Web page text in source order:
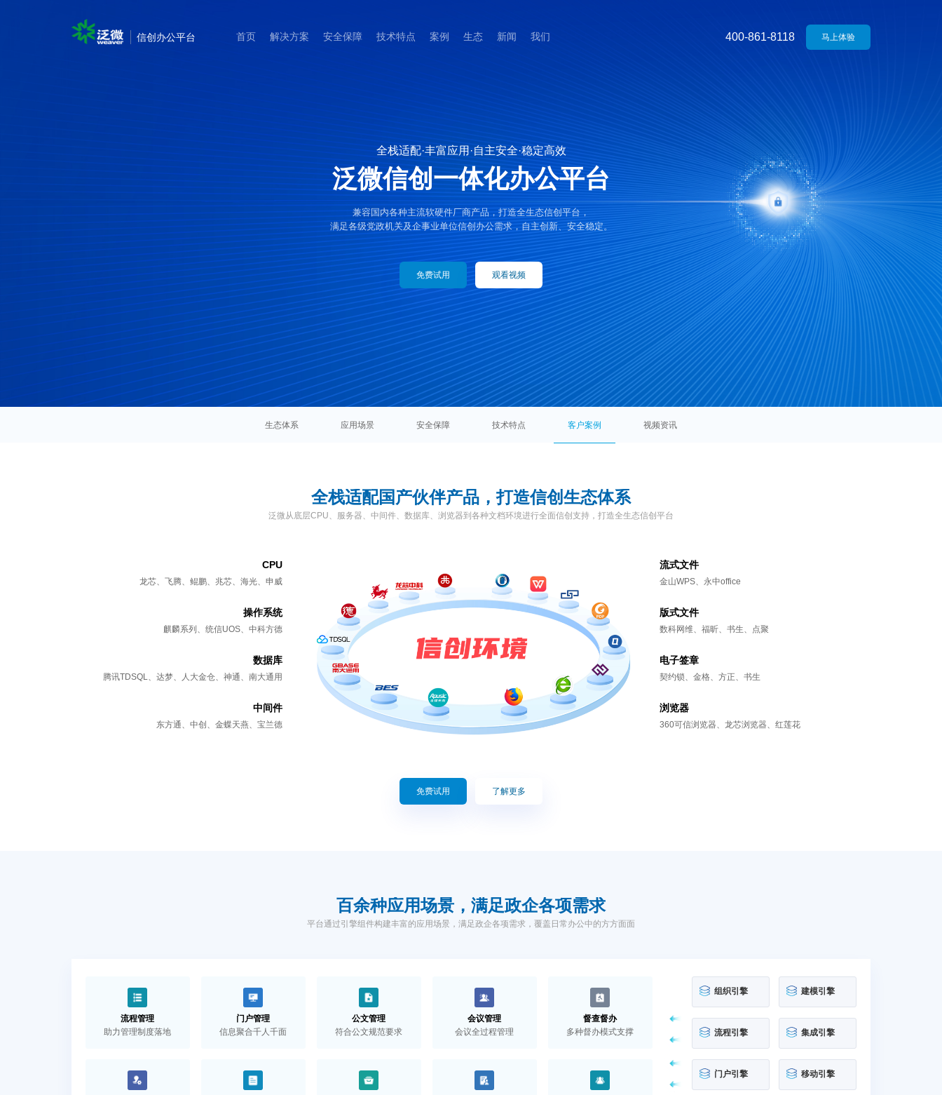
信创办公平台 首页 解决方案 安全保障 技术特点 案例 生态 新闻 我们 400-861-8118 马上体验
全栈适配·丰富应用·自主安全·稳定高效
泛微信创一体化办公平台
兼容国内各种主流软硬件厂商产品，打造全生态信创平台，
满足各级党政机关及企事业单位信创办公需求，自主创新、安全稳定。
免费试用 观看视频
生态体系 应用场景 安全保障 技术特点 客户案例 视频资讯
全栈适配国产伙伴产品 ，打造信创生态体系
泛微从底层CPU、服务器、中间件、数据库、浏览器到各种文档环境进行全面信创支持，打造全生态信创平台
CPU
龙芯、飞腾、鲲鹏、兆芯、海光、申威
操作系统
麒麟系列、统信UOS、中科方德
数据库
腾讯TDSQL、达梦、人大金仓、神通、南大通用
中间件
东方通、中创、金蝶天燕、宝兰德
流式文件
金山WPS、永中office
版式文件
数科网维、福昕、书生、点聚
电子签章
契约锁、金格、方正、书生
浏览器
360可信浏览器、龙芯浏览器、红莲花
免费试用 了解更多
百余种应用场景 ，满足政企各项需求
平台通过引擎组件构建丰富的应用场景，满足政企各项需求 ，覆盖日常办公中的方方面面
流程管理
助力管理制度落地
门户管理
信息聚合千人千面
公文管理
符合公文规范要求
会议管理
会议全过程管理
督查督办
多种督办模式支撑
组织引擎 建模引擎
流程引擎 集成引擎
门户引擎 移动引擎